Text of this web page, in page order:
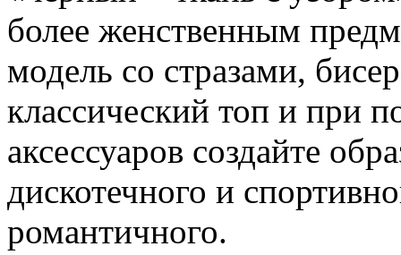
более женственным
модель со стразами,
классический топ и при
аксессуаров создайте
дискотечного и
романтичного.